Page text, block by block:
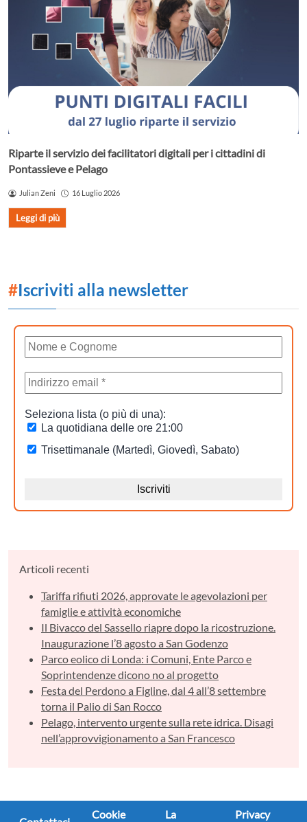
Riparte il servizio dei facilitatori digitali per i cittadini di
Pontassieve e Pelago
Julian Zeni 16 Luglio 2026
Leggi di più
#Iscriviti alla newsletter
Articoli recenti
Tariffa rifiuti 2026, approvate le agevolazioni per
famiglie e attività economiche
Il Bivacco del Sassello riapre dopo la ricostruzione.
Inaugurazione l’8 agosto a San Godenzo
Parco eolico di Londa: i Comuni, Ente Parco e
Soprintendenze dicono no al progetto
Festa del Perdono a Figline, dal 4 all’8 settembre
torna il Palio di San Rocco
Pelago, intervento urgente sulla rete idrica. Disagi
nell’approvvigionamento a San Francesco
Cookie La Privacy